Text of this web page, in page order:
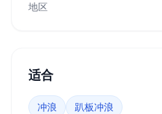
地区
适合
冲浪 趴板冲浪